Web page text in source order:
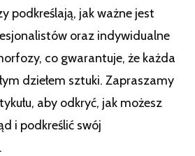
podkreślają, jak ważne jest
oraz indywidualne
co gwarantuje, że każda
dziełem sztuki. Zapraszamy
aby odkryć, jak możesz
i podkreślić swój